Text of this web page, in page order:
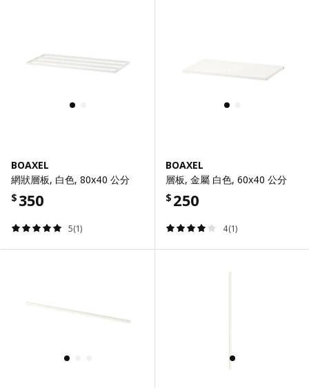
BOAXEL
網狀層板, 白色, 80x40 公分
$ 350
5(1)
BOAXEL
層板, 金屬 白色, 60x40 公分
$ 250
4(1)